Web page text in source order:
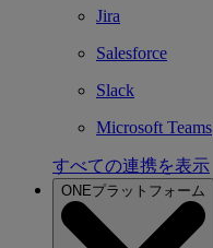
Jira
Salesforce
Slack
Microsoft Teams
すべての連携を表示
ONEプラットフォーム